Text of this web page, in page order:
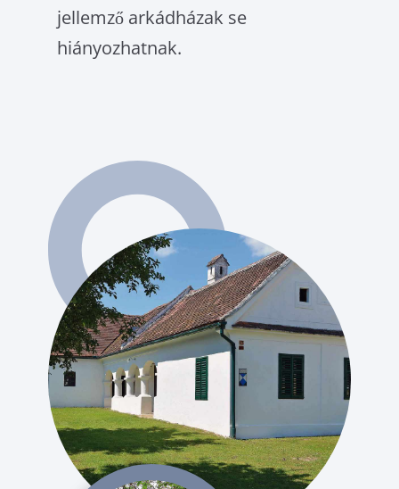
EGYHÁZAK
PLÉBÁNIÁK
Adatvédelmi szabályzat
Deutsch
Magyar
jellemző arkádházak se
hiányozhatnak.